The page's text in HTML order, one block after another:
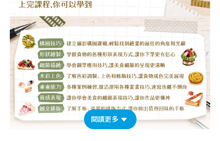
閱讀更多